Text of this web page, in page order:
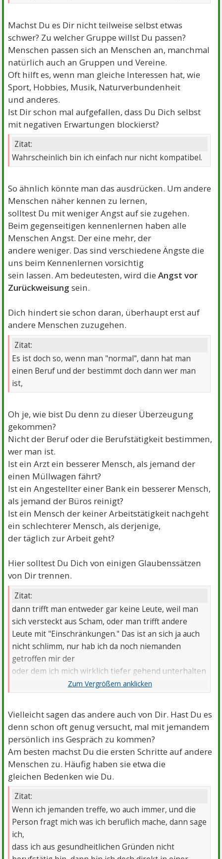
Machst Du es Dir nicht teilweise selbst etwas
schwer? Zu welcher Gruppe willst Du passen?
Menschen passen sich an Menschen an, manchmal
natürlich auch an Gruppen und Vereine.
Oft hilft es, wenn man gleiche Interessen hat, wie
Sport, Hobbies, Musik, Naturverbundenheit
und anderes.
Ist Dir schon mal aufgefallen, dass Du Dich selbst
mit negativen Erwartungen blockierst?
Zitat:
Wahrscheinlich bin ich einfach nur nicht kompatibel.
So ähnlich könnte man das ausdrücken. Um andere
Menschen näher kennen zu lernen,
solltest Du mit weniger Angst auf sie zugehen.
Beim gegenseitigen kennenlernen haben alle
Menschen Angst. Der eine mehr, der
andere weniger. Das sind verschiedene Ängste die
uns beim Kennenlernen vorsichtig
sein lassen. Am bedeutesten, wird dieAngst vor
Zurückweisung sein.
Dich hindert sie schon daran, überhaupt erst auf
andere Menschen zuzugehen.
Zitat:
Es ist doch so, wenn man "normal", dann hat man
einen Beruf und der bestimmt doch dann wer man
ist,
Oh je, wie bist Du denn zu dieser Überzeugung
gekommen?
Nicht der Beruf oder die Berufstätigkeit bestimmen,
wer man ist.
Ist ein Arzt ein besserer Mensch, als jemand der
einen Müllwagen fährt?
Ist ein Angestellter einer Bank ein besserer Mensch,
als jemand der Büros reinigt?
Ist ein Mensch der keiner Arbeitstätigkeit nachgeht
ein schlechterer Mensch, als derjenige,
der täglich zur Arbeit geht?
Hier solltest Du Dich von einigen Glaubenssätzen
von Dir trennen.
Zitat:
dann trifft man entweder gar keine Leute, weil man
sich versteckt aus Scham, oder man trifft andere
Leute mit "Einschränkungen." Das ist an sich ja auch
nicht schlimm, nur hab ich da noch niemanden
getroffen mir der
oder dem ich mich wirklich tiefer gehend unterhalten
konnte bzw. eine Beziehung eingehen würde.
Vielleicht sagen das andere auch von Dir. Hast Du es
denn schon oft genug versucht, mal mit jemandem
persönlich ins Gespräch zu kommen?
Am besten machst Du die ersten Schritte auf andere
Menschen zu. Häufig haben sie etwa die
gleichen Bedenken wie Du.
Zitat:
Wenn ich jemanden treffe, wo auch immer, und die
Person fragt mich was ich beruflich mache, dann sage
ich,
dass ich aus gesundheitlichen Gründen nicht